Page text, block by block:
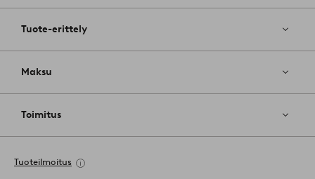
Tuote-erittely
Maksu
Toimitus
Tuoteilmoitus